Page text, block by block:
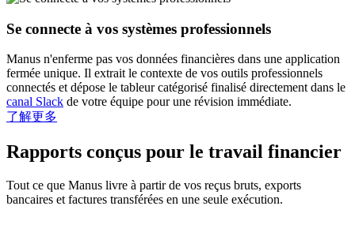
Se connecte à vos systèmes professionnels
Manus n'enferme pas vos données financières dans une application
fermée unique. Il extrait le contexte de vos outils professionnels
connectés et dépose le tableur catégorisé finalisé directement dans le
canal Slack de votre équipe pour une révision immédiate.
了解更多
Rapports conçus pour le travail financier
Tout ce que Manus livre à partir de vos reçus bruts, exports
bancaires et factures transférées en une seule exécution.